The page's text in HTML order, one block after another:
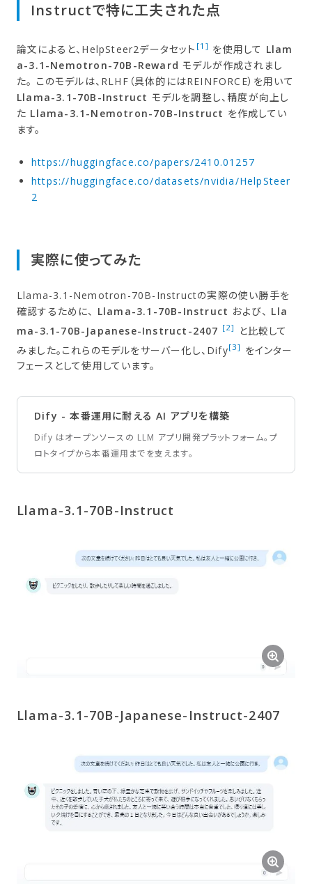
Instructで​特に​工夫された​点
論文によると、HelpSteer2データセット [1] を使用して Llam
a-3.1-Nemotron-70B-Reward モデルが作成されまし
た。 このモデルは、RLHF（具体的にはREINFORCE）を用いて
Llama-3.1-70B-Instruct モデルを調整し、精度が向上し
た Llama-3.1-Nemotron-70B-Instruct を作成してい
ます。
https://huggingface.co/papers/2410.01257
https://huggingface.co/datasets/nvidia/HelpSteer
2
実際に​使ってみた
Llama-3.1-Nemotron-70B-Instructの実際の使い勝手を
確認するために、 Llama-3.1-70B-Instruct および、 Lla
ma-3.1-70B-Japanese-Instruct-2407 [2]
と比較して
みました。これらのモデルをサーバー化し、Dify[3] をインター
フェースとして使用しています。
Dify - 本番運用に耐える AI アプリを構築
Dify はオープンソースの LLM アプリ開発プラットフォーム。プ
ロトタイプから本番運用までを支えます。
Llama-3.1-70B-Instruct
Llama-3.1-70B-Japanese-Instruct-2407